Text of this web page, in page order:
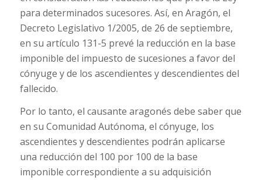
para determinados sucesores. Así, en Aragón, el
Decreto Legislativo 1/2005, de 26 de septiembre,
en su artículo 131-5 prevé la reducción en la base
imponible del impuesto de sucesiones a favor del
cónyuge y de los ascendientes y descendientes del
fallecido.
Por lo tanto, el causante aragonés debe saber que
en su Comunidad Autónoma, el cónyuge, los
ascendientes y descendientes podrán aplicarse
una reducción del 100 por 100 de la base
imponible correspondiente a su adquisición